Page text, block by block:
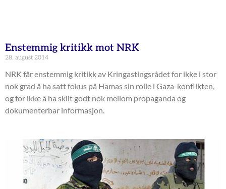
Enstemmig kritikk mot NRK
28. august 2014
NRK får enstemmig kritikk av Kringastingsrådet for ikke i stor
nok grad å ha satt fokus på Hamas sin rolle i Gaza-konflikten,
og for ikke å ha skilt godt nok mellom propaganda og
dokumenterbar informasjon.